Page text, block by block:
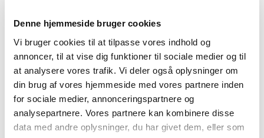
Denne hjemmeside bruger cookies
Vi bruger cookies til at tilpasse vores indhold og
annoncer, til at vise dig funktioner til sociale medier og til
at analysere vores trafik. Vi deler også oplysninger om
din brug af vores hjemmeside med vores partnere inden
for sociale medier, annonceringspartnere og
analysepartnere. Vores partnere kan kombinere disse
data med andre oplysninger, du har givet dem, eller som
Kog ca. 320 gr. pasta til den er al dente
brug 1 l vand pr 100 gram pasta - og tilsæt rigeligt
med salt, men ingen olie
hæld vandet fra pastaen i et dørslag
bland straks pasta med ragu og servér med friskrevet
parmesan eller peccorino